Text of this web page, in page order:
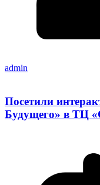
admin
Посетили
Будущего» в ТЦ